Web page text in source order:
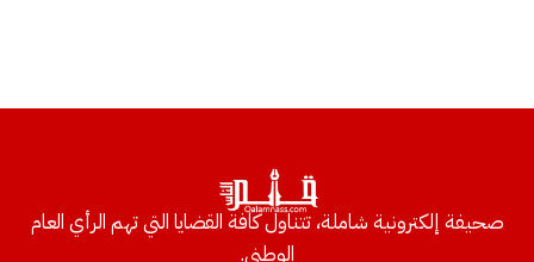
صحيفة إلكترونية شاملة، تتناول كافة القضايا التي تهم الرأي العام
الوطني.